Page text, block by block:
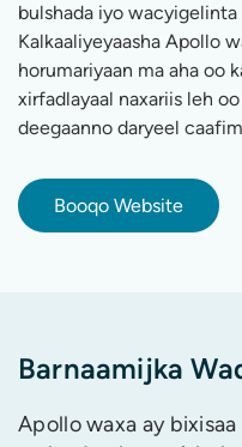
bulshada iyo
Kalkaaliyeyaasha Apollo
horumariyaan ma aha oo
xirfadlayaal naxariis leh
deegaanno daryeel
Booqo Website
Barnaamijka
Apollo waxa ay